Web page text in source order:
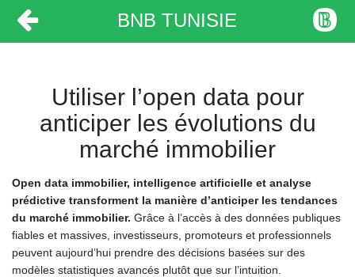
BNB TUNISIE
Utiliser l’open data pour
anticiper les évolutions du
marché immobilier
Open data immobilier, intelligence artificielle et analyse
prédictive transforment la manière d’anticiper les tendances
du marché immobilier. Grâce à l’accès à des données publiques
fiables et massives, investisseurs, promoteurs et professionnels
peuvent aujourd’hui prendre des décisions basées sur des
modèles statistiques avancés plutôt que sur l’intuition.